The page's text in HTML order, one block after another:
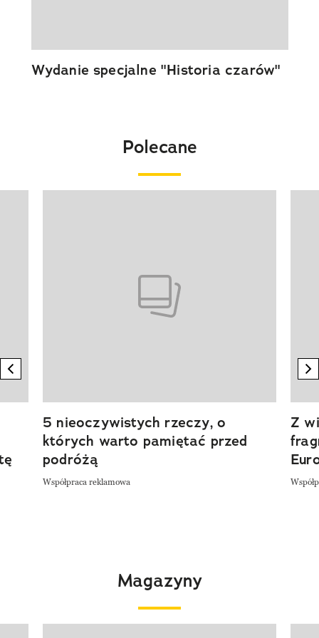
Wydanie specjalne "Historia czarów"
Polecane
previous element
5 nieoczywistych rzeczy, o
których warto pamiętać przed
podróżą
Współpraca reklamowa
Z
Magazyny